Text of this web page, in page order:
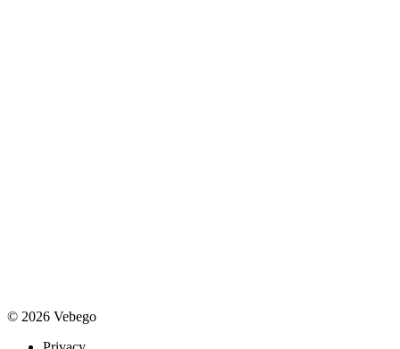
© 2026 Vebego